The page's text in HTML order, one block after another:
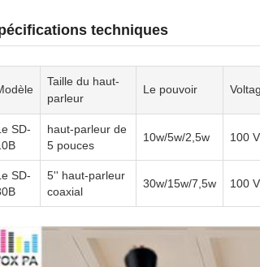
techniques
Taille du haut-
parleur
Le pouvoir
SD-
haut-parleur de
5 pouces
10w/5w/2,5w 100 V
SD-
5'' haut-parleur
coaxial
30w/15w/7,5w 100 V